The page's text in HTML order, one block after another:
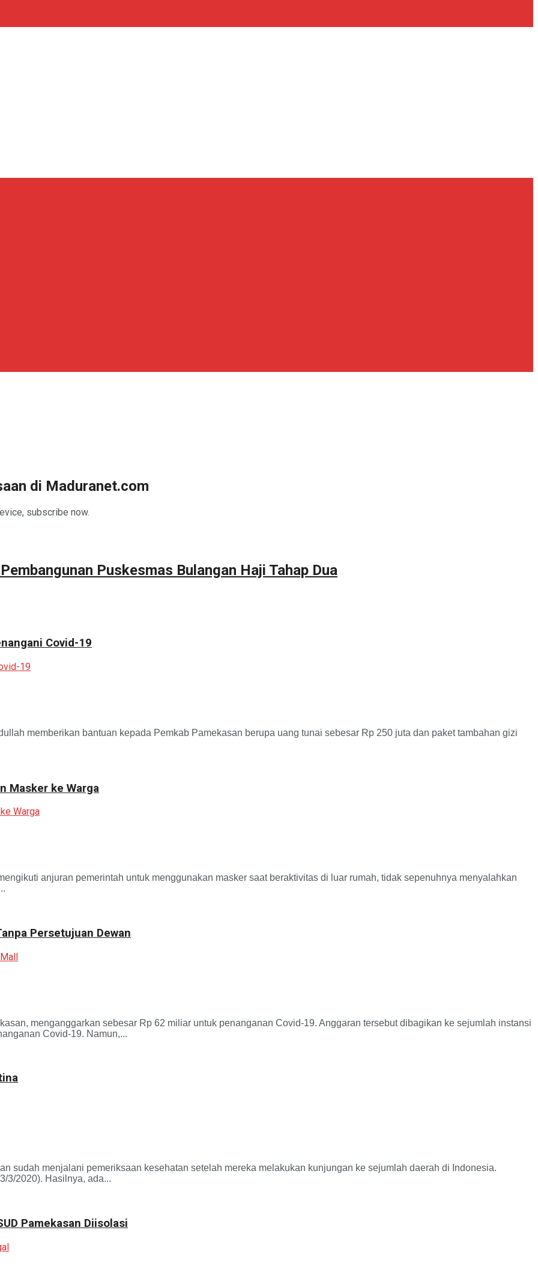
di Maduranet.com
subscribe now.
Puskesmas Bulangan Haji Tahap Dua
Covid-19
memberikan bantuan kepada Pemkab Pamekasan berupa uang tunai sebesar Rp 250 juta dan paket tambahan gizi
Masker ke Warga
anjuran pemerintah untuk menggunakan masker saat beraktivitas di luar rumah, tidak sepenuhnya menyalahkan
Persetujuan Dewan
menganggarkan sebesar Rp 62 miliar untuk penanganan Covid-19. Anggaran tersebut dibagikan ke sejumlah instansi
Covid-19. Namun,...
sudah menjalani pemeriksaan kesehatan setelah mereka melakukan kunjungan ke sejumlah daerah di Indonesia.
3/2020). Hasilnya, ada...
Pamekasan Diisolasi